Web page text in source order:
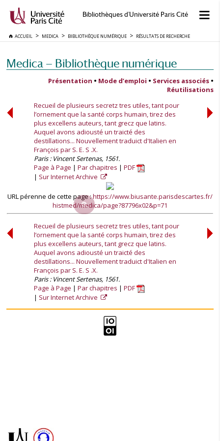
Bibliothèques d'Université Paris Cité
ACCUEIL MEDICA BIBLIOTHÈQUE NUMÉRIQUE RÉSULTATS DE RECHERCHE
Medica — Bibliothèque numérique
Présentation • Mode d’emploi • Services associés •
Réutilisations
Recueil de plusieurs secretz tres utiles, tant pour
l’ornement que la santé corps humain, tirez des
plus excellens auteurs, tant grecz que latins.
Auquel avons adiousté un traicté des
destillations... Nouvellement traduict d'Italien en
François par S. E. S .X.
Paris : Vincent Sertenas, 1561.
Page à Page
Par chapitres
PDF
Sur Internet Archive
URL pérenne de cette page :https://www.biusante.parisdescartes.fr/
histmed/medica/page?87796x02&p=71
Recueil de plusieurs secretz tres utiles, tant pour
l’ornement que la santé corps humain, tirez des
plus excellens auteurs, tant grecz que latins.
Auquel avons adiousté un traicté des
destillations... Nouvellement traduict d'Italien en
François par S. E. S .X.
Paris : Vincent Sertenas, 1561.
Page à Page
Par chapitres
PDF
Sur Internet Archive